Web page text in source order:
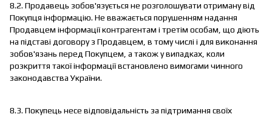
8.2. Продавець зобов'язується не розголошувати отриману від
Покупця інформацію. Не вважається порушенням надання
Продавцем інформації контрагентам і третім особам, що діють
на підставі договору з Продавцем, в тому числі і для виконання
зобов'язань перед Покупцем, а також у випадках, коли
розкриття такої інформації встановлено вимогами чинного
законодавства України.
8.3. Покупець несе відповідальність за підтримання своїх